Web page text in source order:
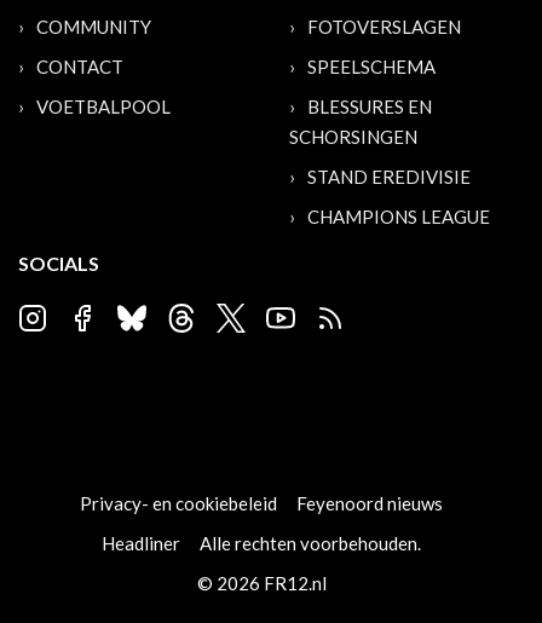
COMMUNITY
CONTACT
VOETBALPOOL
FOTOVERSLAGEN
SPEELSCHEMA
BLESSURES EN
SCHORSINGEN
STAND EREDIVISIE
CHAMPIONS LEAGUE
SOCIALS
Privacy- en cookiebeleid
Feyenoord nieuws
Headliner
Alle rechten voorbehouden.
© 2026 FR12.nl